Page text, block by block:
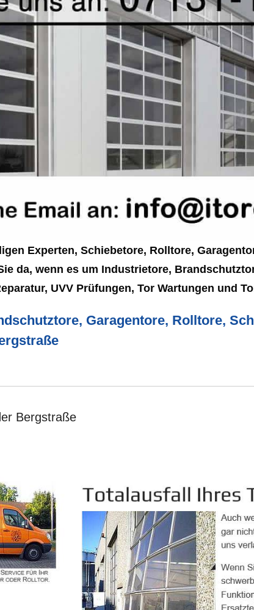
Experten, Schiebetore, Rolltore,
da, wenn es um Industrietore,
UVV Prüfungen, Tor Wartungen und
Garagentore, Rolltore,
Bergstraße